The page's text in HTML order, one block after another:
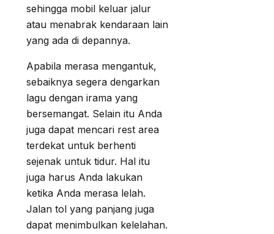
sehingga mobil keluar jalur
atau menabrak kendaraan lain
yang ada di depannya.
Apabila merasa mengantuk,
sebaiknya segera dengarkan
lagu dengan irama yang
bersemangat. Selain itu Anda
juga dapat mencari rest area
terdekat untuk berhenti
sejenak untuk tidur. Hal itu
juga harus Anda lakukan
ketika Anda merasa lelah.
Jalan tol yang panjang juga
dapat menimbulkan kelelahan.